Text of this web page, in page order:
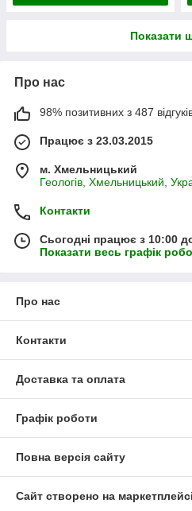
Показати
Про нас
98% позитивних з 487
Працює з 23.03.2015
м. Хмельницький
Геологів, Хмельницький,
Контакти
Сьогодні працює з 10:00
Показати весь графік
Про нас
Контакти
Доставка та оплата
Графік роботи
Повна версія сайту
Сайт створено на маркетплейсі